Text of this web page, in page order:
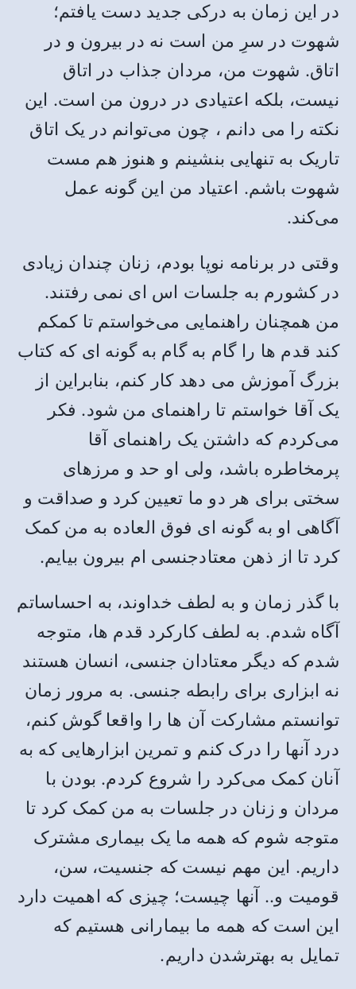
در این زمان به درکی جدید دست یافتم؛
شهوت در سرِ من است نه در بیرون و در
اتاق. شهوت من، مردان جذاب در اتاق
نیست، بلکه اعتیادی در درون من است. این
نکته را می دانم ، چون می‌توانم در یک اتاق
تاریک به تنهایی بنشینم و هنوز هم مست
شهوت باشم. اعتیاد من این گونه عمل
می‌کند.
وقتی در برنامه نوپا بودم، زنان چندان زیادی
در کشورم به جلسات اس ای نمی ‌رفتند.
من همچنان راهنمایی می‌خواستم تا کمکم
کند قدم ها را گام به گام به گونه ای که کتاب
بزرگ آموزش می دهد کار کنم، بنابراین از
یک آقا خواستم تا راهنمای من شود. فکر
می‌کردم که داشتن یک راهنمای آقا
پرمخاطره باشد، ولی او حد و مرزهای
سختی برای هر دو ما تعیین کرد و صداقت و
آگاهی او به گونه ای فوق العاده به من کمک
کرد تا از ذهن معتادجنسی ام بیرون بیایم.
با گذر زمان و به لطف خداوند، به احساساتم
آگاه شدم. به لطف کارکرد قدم ها، متوجه
شدم که دیگر معتادان جنسی، انسان هستند
نه ابزاری برای رابطه جنسی. به مرور زمان
توانستم مشارکت آن ها را واقعا گوش کنم،
درد آنها را درک کنم و تمرین ابزارهایی که به
آنان کمک می‌کرد را شروع کردم. بودن با
مردان و زنان در جلسات به من کمک کرد تا
متوجه شوم که همه ما یک بیماری مشترک
داریم. این مهم نیست که جنسیت، سن،
قومیت و.. آنها چیست؛ چیزی که اهمیت دارد
این است که همه ما بیمارانی هستیم که
تمایل به بهترشدن داریم.